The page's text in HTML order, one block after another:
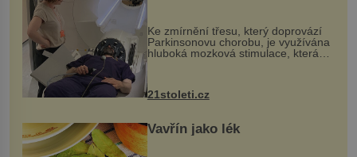
Ke zmírnění třesu, který doprovází
Parkinsonovu chorobu, je využívána
hluboká mozková stimulace, která
však vyžaduje vysoce invazivní
k dostatečně přesnému zacílení ...
21stoleti.cz
Vavřín jako lék